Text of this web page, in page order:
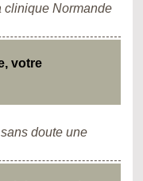
clinique Normande
votre
doute une